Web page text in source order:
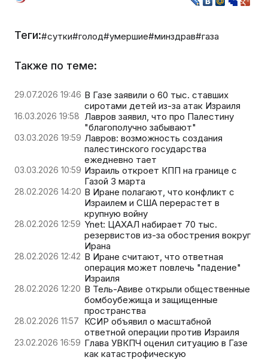
Теги:#сутки#голод#умершие#минздрав#газа
Также по теме:
29.07.2026 19:46 В Газе заявили о 60 тыс. ставших
сиротами детей из-за атак Израиля
16.03.2026 19:58 Лавров заявил, что про Палестину
"благополучно забывают"
03.03.2026 19:59 Лавров: возможность создания
палестинского государства
ежедневно тает
03.03.2026 10:59 Израиль откроет КПП на границе с
Газой 3 марта
28.02.2026 14:20 В Иране полагают, что конфликт с
Израилем и США перерастет в
крупную войну
28.02.2026 12:59 Ynet: ЦАХАЛ набирает 70 тыс.
резервистов из-за обострения вокруг
Ирана
28.02.2026 12:42 В Иране считают, что ответная
операция может повлечь "падение"
Израиля
28.02.2026 12:20 В Тель-Авиве открыли общественные
бомбоубежища и защищенные
пространства
28.02.2026 11:57
КСИР объявил о масштабной
ответной операции против Израиля
23.02.2026 16:59 Глава УВКПЧ оценил ситуацию в Газе
как катастрофическую